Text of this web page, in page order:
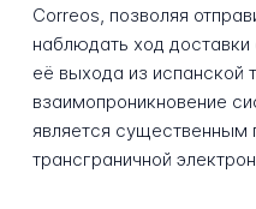
Correos, позволяя
наблюдать ход
её выхода из испанской
взаимопроникновение
является
трансграничной